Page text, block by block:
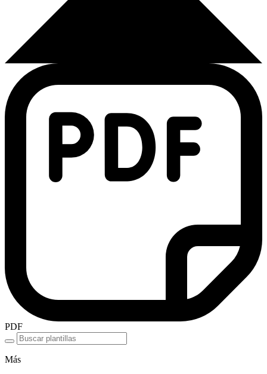
PDF
Más